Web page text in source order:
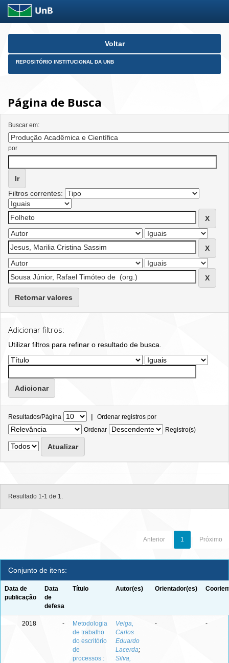
Skip
Voltar
REPOSITÓRIO INSTITUCIONAL DA UNB
Página de Busca
Buscar em:
por
Filtros correntes:
Retornar valores
Adicionar filtros:
Utilizar filtros para refinar o resultado de busca.
Resultados/Página | Ordenar registros por
Ordenar
Registro(s)
Resultado 1-1 de 1.
Anterior 1 Próximo
Conjunto de itens:
Data de
publicação
Data
de
defesa
Título Autor(es) Orientador(es)
2018 -
Metodologia
de trabalho
do escritório
de
processos :
Veiga,
Carlos
Eduardo
Lacerda;
Silva,
- -